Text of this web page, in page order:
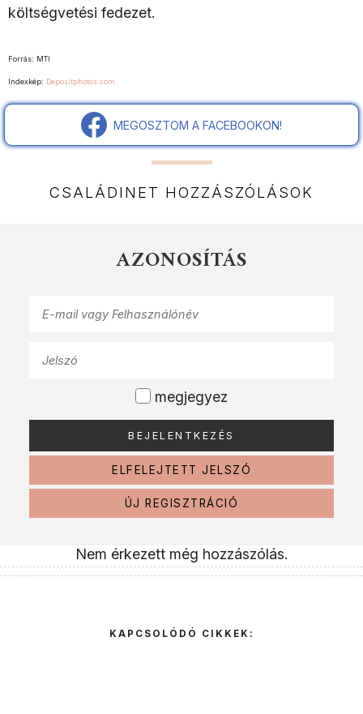
költségvetési fedezet.
Forrás: MTI
Indexkép: Depositphotos.com
MEGOSZTOM A FACEBOOKON!
CSALÁDINET HOZZÁSZÓLÁSOK
AZONOSÍTÁS
megjegyez
ELFELEJTETT JELSZÓ
ÚJ REGISZTRÁCIÓ
Nem érkezett még hozzászólás.
KAPCSOLÓDÓ CIKKEK: